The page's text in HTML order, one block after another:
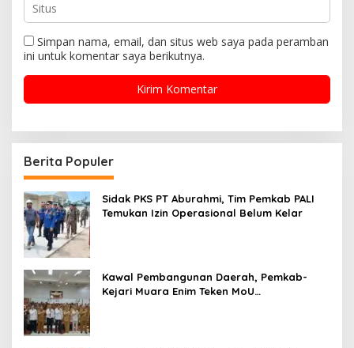
Simpan nama, email, dan situs web saya pada peramban
ini untuk komentar saya berikutnya.
Berita Populer
Sidak PKS PT Aburahmi, Tim Pemkab PALI
Temukan Izin Operasional Belum Kelar
Kawal Pembangunan Daerah, Pemkab-
Kejari Muara Enim Teken MoU